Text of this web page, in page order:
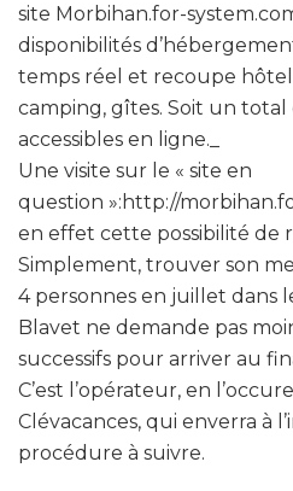
site Morbihan.for-
disponibilités
temps réel et recoupe
camping, gîtes. Soit un total
accessibles en ligne._
Une visite sur le « site en
question »:http://
en effet cette possibilité de
Simplement, trouver son
4 personnes en juillet dans
Blavet ne demande pas
successifs pour arriver au
C’est l’opérateur, en
Clévacances, qui enverra à
procédure à suivre.